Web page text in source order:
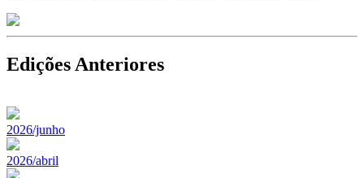
Edições Anteriores
2026/junho
2026/abril